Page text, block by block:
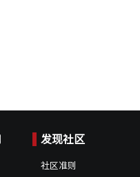
发现社区
社区准则